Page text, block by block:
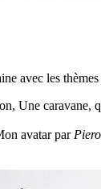
avec les
Une caravane,
avatar par